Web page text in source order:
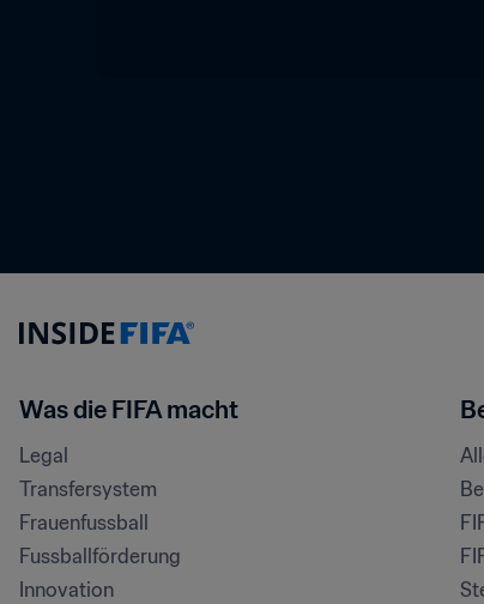
Was die FIFA macht
Legal
Transfersystem
Frauenfussball
Fussballförderung
Innovation